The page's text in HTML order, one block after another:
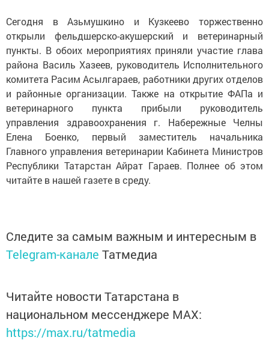
Сегодня в Азьмушкино и Кузкеево торжественно
открыли фельдшерско-акушерский и ветеринарный
пункты. В обоих мероприятиях приняли участие глава
района Василь Хазеев, руководитель Исполнительного
комитета Расим Асылгараев, работники других отделов
и районные организации. Также на открытие ФАПа и
ветеринарного пункта прибыли руководитель
управления здравоохранения г. Набережные Челны
Елена Боенко, первый заместитель начальника
Главного управления ветеринарии Кабинета Министров
Республики Татарстан Айрат Гараев. Полнее об этом
читайте в нашей газете в среду.
Следите за самым важным и интересным в
Telegram-канале Татмедиа
Читайте новости Татарстана в
национальном мессенджере MАХ:
https://max.ru/tatmedia